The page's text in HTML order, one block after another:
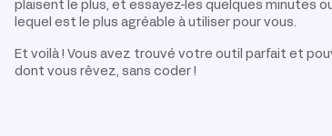
plaisent le plus, et essayez-les quelques minutes
lequel est le plus agréable à utiliser pour vous.
Et voilà ! Vous avez trouvé votre outil parfait et
dont vous rêvez, sans coder !